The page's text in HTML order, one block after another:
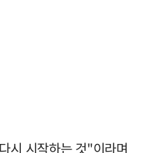
시 시작하는 것"이라며